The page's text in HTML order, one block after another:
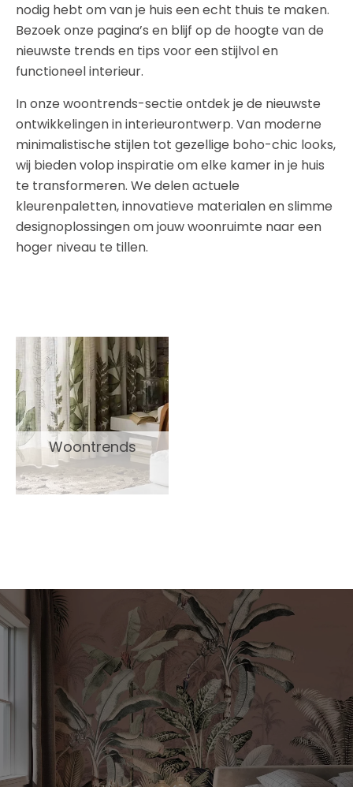
nodig hebt om van je huis een echt thuis te maken.
Bezoek onze pagina’s en blijf op de hoogte van de
nieuwste trends en tips voor een stijlvol en
functioneel interieur.
In onze woontrends-sectie ontdek je de nieuwste
ontwikkelingen in interieurontwerp. Van moderne
minimalistische stijlen tot gezellige boho-chic looks,
wij bieden volop inspiratie om elke kamer in je huis
te transformeren. We delen actuele
kleurenpaletten, innovatieve materialen en slimme
designoplossingen om jouw woonruimte naar een
hoger niveau te tillen.
Woontrends